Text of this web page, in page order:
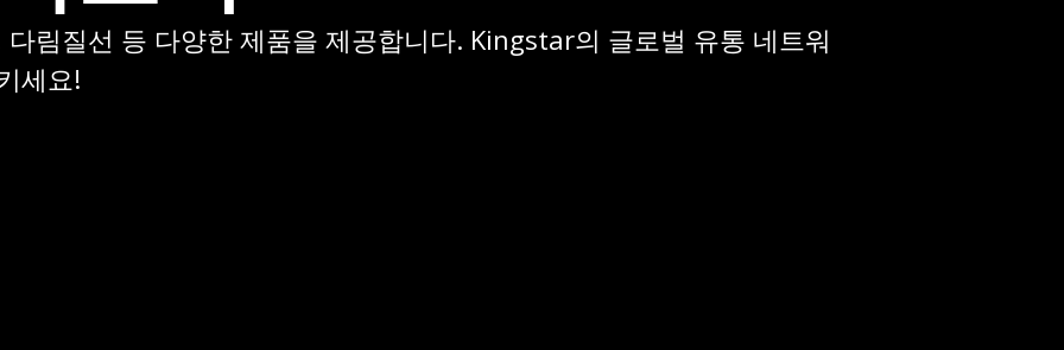
림질선 등 다양한 제품을 제공합니다. Kingstar의 글로벌 유통 네트워
세요!